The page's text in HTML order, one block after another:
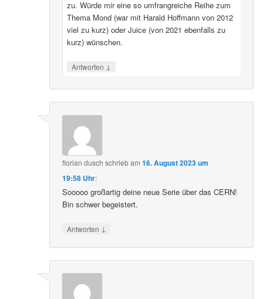
zu. Würde mir eine so umfrangreiche Reihe zum
Thema Mond (war mit Harald Hoffmann von 2012
viel zu kurz) oder Juice (von 2021 ebenfalls zu
kurz) wünschen.
Antworten ↓
florian dusch schriebam16. August 2023 um
19:58 Uhr:
Sooooo großartig deine neue Serie über das CERN!
Bin schwer begeistert.
Antworten ↓